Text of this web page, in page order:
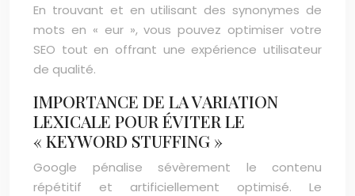
En trouvant et en utilisant des synonymes de
mots en « eur », vous pouvez optimiser votre
SEO tout en offrant une expérience utilisateur
de qualité.
IMPORTANCE DE LA VARIATION
LEXICALE POUR ÉVITER LE
« KEYWORD STUFFING »
Google pénalise sévèrement le contenu
répétitif et artificiellement optimisé. Le